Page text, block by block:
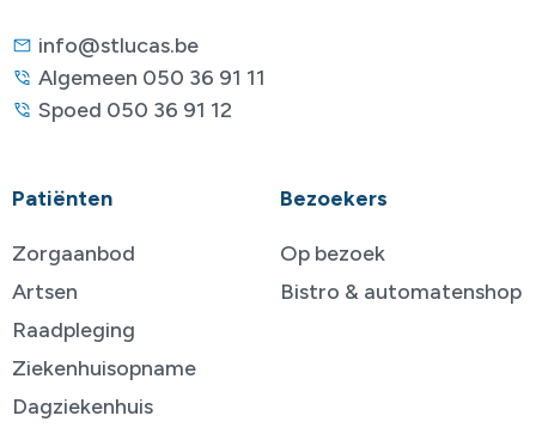
info@stlucas.be
Algemeen 050 36 91 11
Spoed 050 36 91 12
Patiënten
Zorgaanbod
Artsen
Raadpleging
Ziekenhuisopname
Dagziekenhuis
Bezoekers
Op bezoek
Bistro & automatenshop